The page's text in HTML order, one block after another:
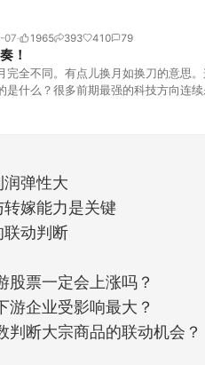
07 1965 393 410 79
！
完全不同。有点儿换月如换刀的意思
是什么？很多前期最强的科技方向连
弹性大
嫁能力是关键
联动判断
股票一定会上涨吗？
游企业受影响最大？
判断大宗商品的联动机会？